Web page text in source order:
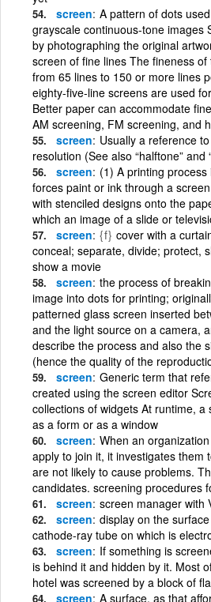
screen A pattern of dots
grayscale continuous-tone images
by photographing the original
screen of fine lines The fineness
from 65 lines to 150 or more lines
eighty-five-line screens are used
Better paper can accommodate
AM screening, FM screening, and
screen Usually a reference
resolution (See also “halftone” and
screen (1) A printing
forces paint or ink through a
with stenciled designs onto the
which an image of a slide or
screen {f} cover with a
conceal; separate, divide; protect,
show a movie
screen the process of
image into dots for printing;
patterned glass screen inserted
and the light source on a camera,
describe the process and also the
(hence the quality of the
screen Generic term that
created using the screen editor
collections of widgets At runtime, a
as a form or as a window
screen When an
apply to join it, it investigates them
are not likely to cause problems.
candidates. screening procedures
screen screen manager with
screen display on the
cathode-ray tube on which is
screen If something is
is behind it and hidden by it. Most
hotel was screened by a block of
screen A surface, as that